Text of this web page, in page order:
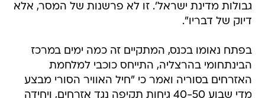
גבולות מדינת ישראל'. זו לא פרשנות של המסר, אלא
דיוק של דבריו".
בפתח נאומו בכנס, המתקיים זה כמה ימים במרכז
הבינתחומי בהרצליה, התייחס כוכבי למלחמת
האזרחים בסוריה ואמר כי "חיל האוויר הסורי מבצע
מדי שבוע 40-50 גיחות תקיפה נגד אזרחים, ויחידה